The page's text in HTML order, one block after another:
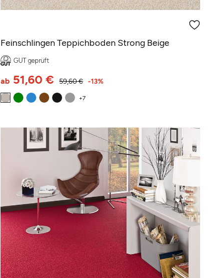
Feinschlingen Teppichboden Strong Beige
GUT geprüft
59,60 €
ab 51,60 € -13%